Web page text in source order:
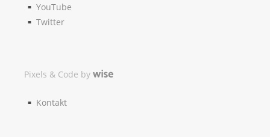
YouTube
Twitter
Pixels & Code by
Kontakt